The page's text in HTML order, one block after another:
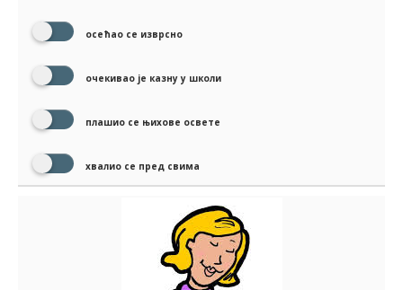
осећао се изврсно
очекивао је казну у школи
плашио се њихове освете
хвалио се пред свима